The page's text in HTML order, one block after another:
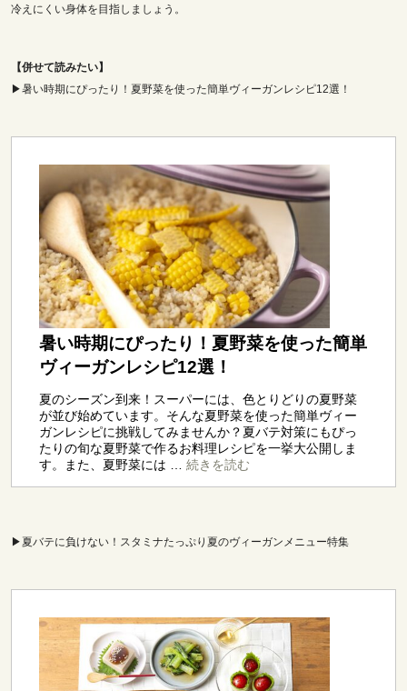
冷えにくい身体を目指しましょう。
【併せて読みたい】
▶暑い時期にぴったり！夏野菜を使った簡単ヴィーガンレシピ12選！
▶夏バテに負けない！スタミナたっぷり夏のヴィーガンメニュー特集